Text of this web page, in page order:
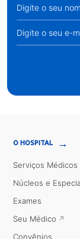
O HOSPITAL →
Serviços Médicos
Núcleos e
Exames
Seu Médico
Convênios